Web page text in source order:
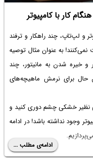
کار با کامپیوتر
و لپ‌تاپ، چند راهکار و ترفند
نمی‌کنند! به عنوان مثال توصیه
خیره شدن به مانیتور، چند
حال برای نرمش ماهیچه‌های
نظیر خشکی چشم دوری کنید و
وجود نداشته باشد! در ادامه
ادامه‌ی مطلب ...